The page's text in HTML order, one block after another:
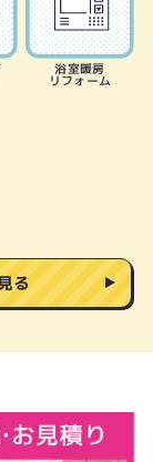
浴室暖房
リフォーム
る